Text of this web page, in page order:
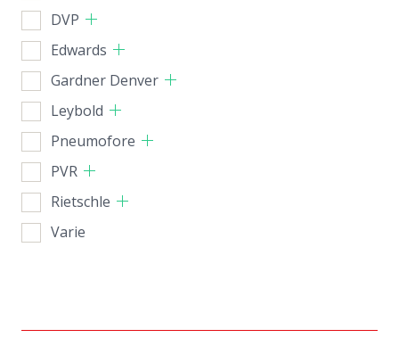
DVP
Edwards
Gardner Denver
Leybold
Pneumofore
PVR
Rietschle
Varie